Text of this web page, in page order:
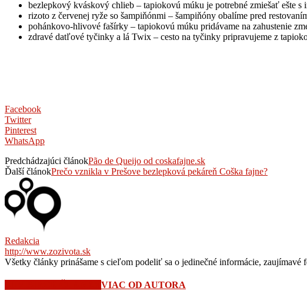
bezlepkový kváskový chlieb – tapiokovú múku je potrebné zmiešať ešte
rizoto z červenej ryže so šampiňónmi – šampiňóny obalíme pred
pohánkovo-hlivové fašírky – tapiokovú múku pridávame na zahustenie
zdravé datľové tyčinky a lá Twix – cesto na tyčinky pripravujeme z
Facebook
Twitter
Pinterest
WhatsApp
Predchádzajúci článokPão de Queijo od coskafajne.sk
Ďalší článokPrečo vznikla v Prešove bezlepková pekáreň Coška fajne?
Redakcia
http://www.zozivota.sk
Všetky články prinášame s cieľom podeliť sa o jedinečné informácie,
VIAC OD AUTORA